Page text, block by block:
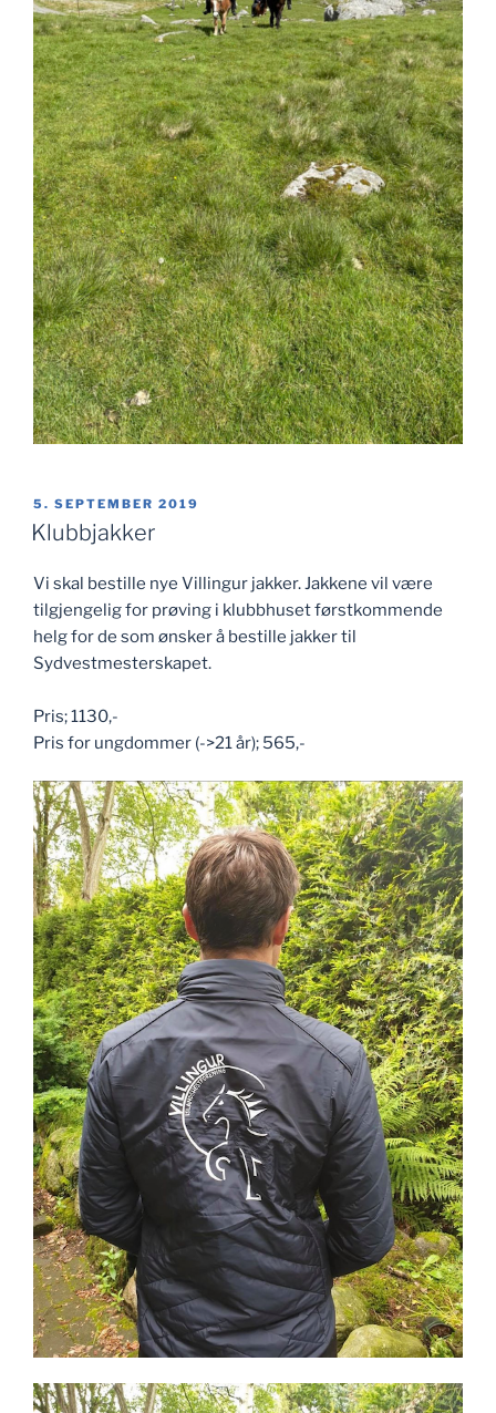
PUBLISERT
5. SEPTEMBER 2019
Klubbjakker
Vi skal bestille nye Villingur jakker. Jakkene vil være
tilgjengelig for prøving i klubbhuset førstkommende
helg for de som ønsker å bestille jakker til
Sydvestmesterskapet.
Pris; 1130,-
Pris for ungdommer (->21 år); 565,-